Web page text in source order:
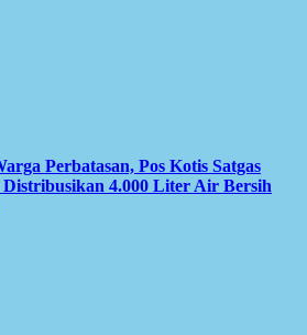
Perbatasan, Pos Kotis Satgas
Distribusikan 4.000 Liter Air Bersih